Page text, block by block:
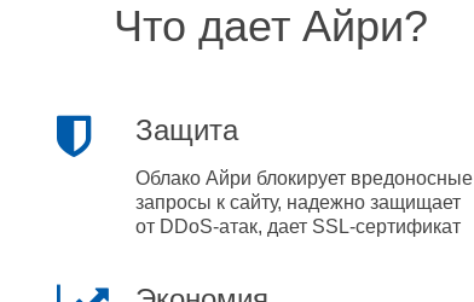
Что дает Айри?
Защита
Облако Айри блокирует вредоносные
запросы к сайту, надежно защищает
от DDoS-атак, дает SSL-сертификат